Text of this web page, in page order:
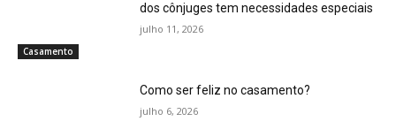
Casamento
dos cônjuges tem necessidades especiais
julho 11, 2026
Como ser feliz no casamento?
julho 6, 2026